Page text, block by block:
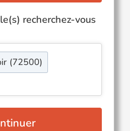
recherchez-vous
(72500)